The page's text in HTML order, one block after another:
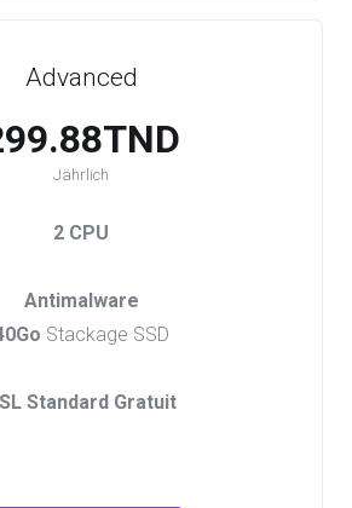
Advanced
Jährlich
2 CPU
Antimalware
Stackage SSD
Standard Gratuit